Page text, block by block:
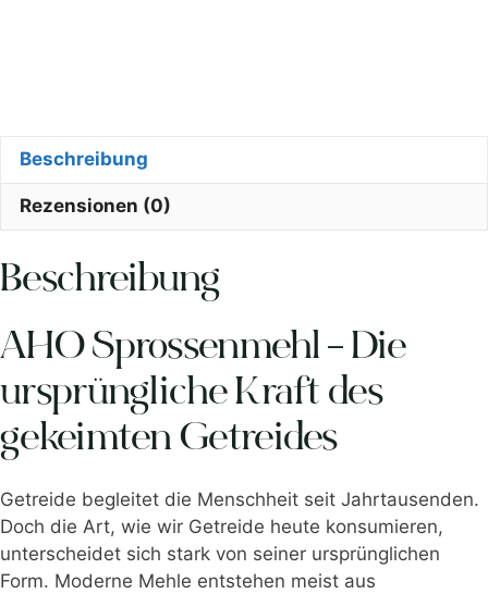
Beschreibung
Rezensionen (0)
Beschreibung
AHO Sprossenmehl – Die
ursprüngliche Kraft des
gekeimten Getreides
Getreide begleitet die Menschheit seit Jahrtausenden.
Doch die Art, wie wir Getreide heute konsumieren,
unterscheidet sich stark von seiner ursprünglichen
Form. Moderne Mehle entstehen meist aus